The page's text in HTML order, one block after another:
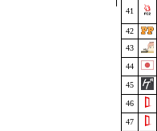
41
42
43
44
45
46
47